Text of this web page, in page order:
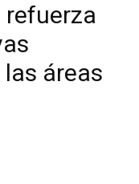
refuerza
áreas